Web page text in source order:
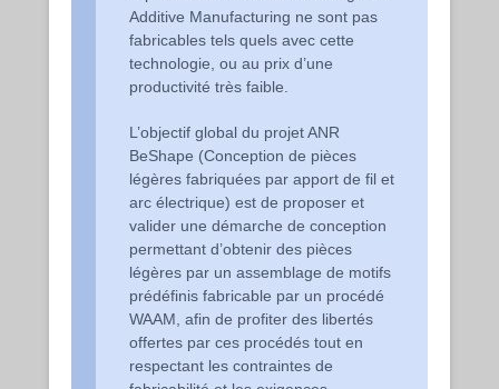
Additive Manufacturing ne sont pas
fabricables tels quels avec cette
technologie, ou au prix d’une
productivité très faible.
L’objectif global du projet ANR
BeShape (Conception de pièces
légères fabriquées par apport de fil et
arc électrique) est de proposer et
valider une démarche de conception
permettant d’obtenir des pièces
légères par un assemblage de motifs
prédéfinis fabricable par un procédé
WAAM, afin de profiter des libertés
offertes par ces procédés tout en
respectant les contraintes de